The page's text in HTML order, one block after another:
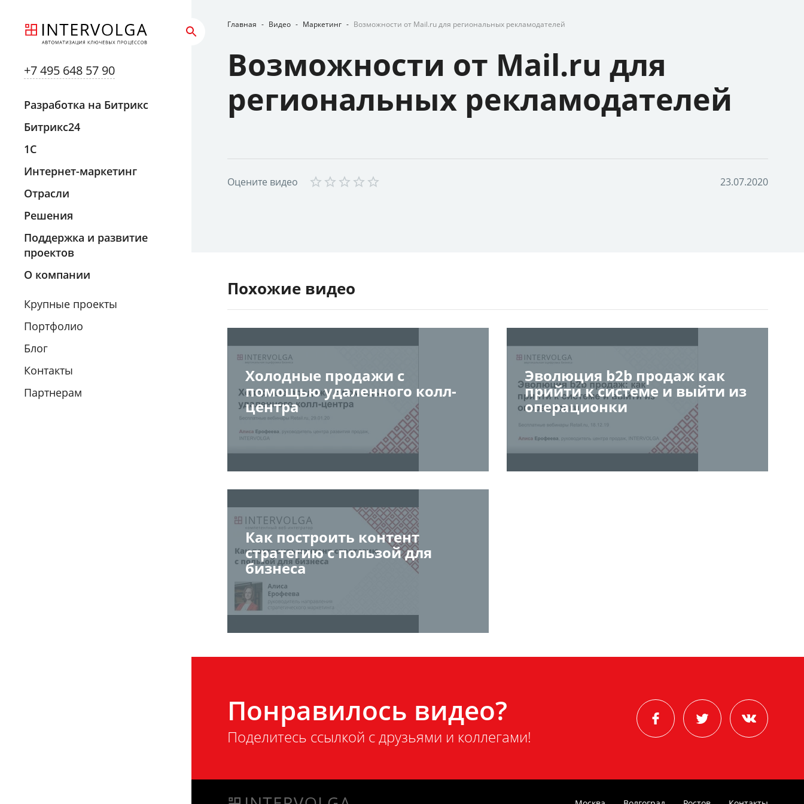
+7 495 648 57 90
Разработка на Битрикс
Битрикс24
1С
Интернет-маркетинг
Отрасли
Решения
Поддержка и развитие
проектов
О компании
Крупные проекты
Портфолио
Блог
Контакты
Партнерам
Главная - Видео - Маркетинг - Возможности от Mail.ru для региональных рекламодателей
Возможности от Mail.ru для
региональных рекламодателей
Оцените видео 23.07.2020
Похожие видео
Холодные продажи с
помощью удаленного колл-
центра
Эволюция b2b продаж как
прийти к системе и выйти из
операционки
Как построить контент
стратегию с пользой для
бизнеса
Понравилось видео?
Поделитесь ссылкой с друзьями и коллегами!